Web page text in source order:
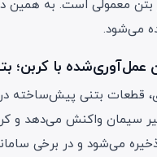
بتن معمولی است. به همین
می‌شود.
می‌شود و در برخی